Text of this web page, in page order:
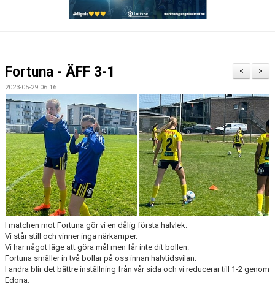
DOKUMENT
MATCHER
KONTAKT
MEDLEMSANMÄLAN
>
<
Fortuna - ÄFF 3-1
2023-05-29 06:16
I matchen mot Fortuna gör vi en dålig första halvlek.
Vi står still och vinner inga närkamper.
Vi har något läge att göra mål men får inte dit bollen.
Fortuna smäller in två bollar på oss innan halvtidsvilan.
I andra blir det bättre inställning från vår sida och vi reducerar till 1-2 genom
Edona.